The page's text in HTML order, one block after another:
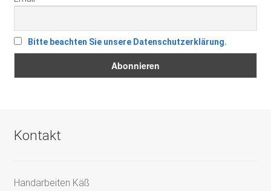
Bitte beachten Sie unsere Datenschutzerklärung.
Kontakt
Handarbeiten Käß